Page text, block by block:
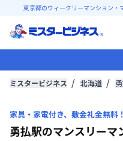
東京都のウィークリーマンション・
ミスタービジネス 北海道
家具・家電付き、敷金礼金無料！
勇払駅のマンスリー